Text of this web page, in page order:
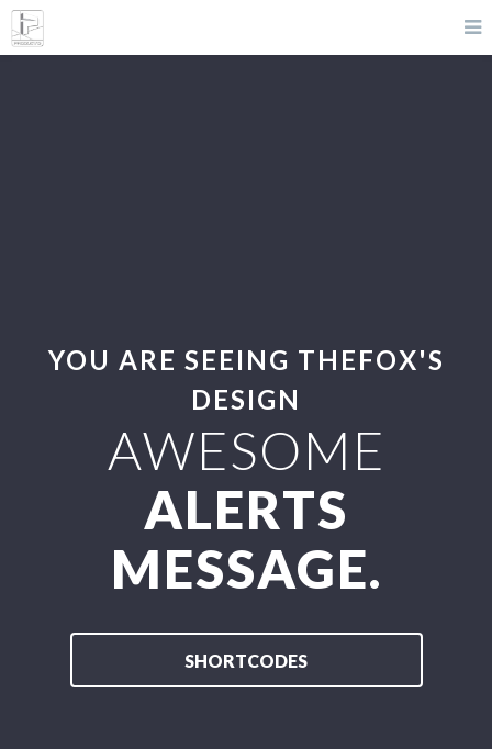
YOU ARE SEEING THEFOX'S
DESIGN
AWESOME
ALERTS
MESSAGE.
SHORTCODES